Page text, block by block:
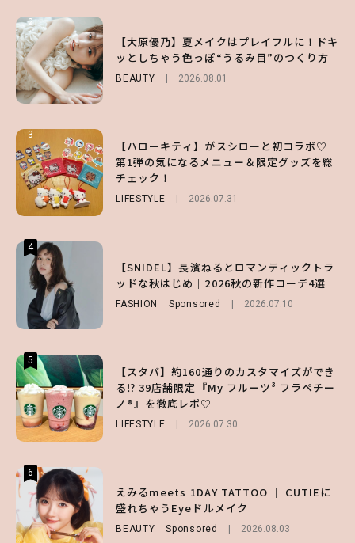
2
【大原優乃】夏メイクはプレイフルに！ドキ
ッとしちゃう色っぽ“うるみ目”のつくり方
BEAUTY 2026.08.01
3
【ハローキティ】がスシローと初コラボ♡
第1弾の気になるメニュー＆限定グッズを総
チェック！
LIFESTYLE 2026.07.31
4
【SNIDEL】長濱ねるとロマンティックトラ
ッドな秋はじめ｜2026秋の新作コーデ4選
FASHION Sponsored 2026.07.10
5
【スタバ】約160通りのカスタマイズができ
る⁉ 39店舗限定『My フルーツ³ フラペチー
ノ®』を徹底レポ♡
LIFESTYLE 2026.07.30
6
えみるmeets 1DAY TATTOO ｜ CUTIEに
盛れちゃうEyeドルメイク
BEAUTY Sponsored 2026.08.03
2
【齋藤飛鳥】人生初のロブに！「意外としっ
くりくるし、すごく新鮮で心地いい」ヘアカ
ットの様子を独占でお届け♡
ENTERTAINMENT
3
【スタバ】約160通りのカスタマイズができ
る⁉ 39店舗限定『My フルーツ³ フラペチー
ノ®』を徹底レポ♡
LIFESTYLE 2026.07.30
4
【大原優乃】夏メイクはプレイフルに！ドキ
ッとしちゃう色っぽ“うるみ目”のつくり方
BEAUTY 2026.08.01
5
【SNIDEL】長濱ねるとロマンティックトラ
ッドな秋はじめ｜2026秋の新作コーデ4選
6
【ALD1】グループの魅力＆素顔に迫る♡ 一
問一答をお届け！【sweet web独占】
ENTERTAINMENT 2026.08.03
2
【付録】総柄ハローキティが可愛すぎ♡ 紀
ノ国屋コラボの“優秀保冷バッグ”は夏の強
い味方！【オトナミューズ9月号増刊】
3
【谷まりあ】夏は“シアースカート”でさり
げなく肌見せ！透け感のニュアンスを楽しめ
るマストハブアイテム4選
FASHION 2026.07.19
4
月直伝♡ ドライシャンプー「バティスト」
を使ったプロ級スタイリング3選
Sponsored
5
【ハローキティ】がスシローと初コラボ♡
第1弾の気になるメニュー＆限定グッズを総
チェック！
LIFESTYLE 2026.07.31
6
【GU】夏の“主役級”アイテム決定！ヘルシ
ー＆可愛すぎる「大人の肌見せ」トップス3
選
2026.07.19